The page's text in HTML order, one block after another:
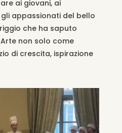
ai giovani, ai
appassionati del bello
che ha saputo
non solo come
di crescita, ispirazione